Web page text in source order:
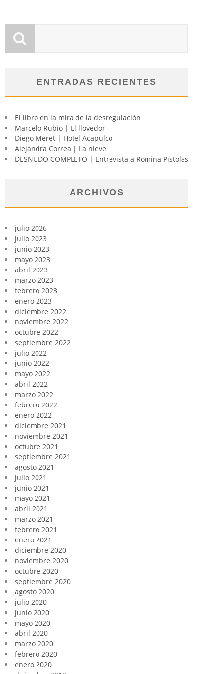
ENTRADAS RECIENTES
El libro en la mira de la desregulación
Marcelo Rubio | El llovedor
Diego Meret | Hotel Acapulco
Alejandra Correa | La nieve
DESNUDO COMPLETO | Entrevista a Romina Pistolas
ARCHIVOS
julio 2026
julio 2023
junio 2023
mayo 2023
abril 2023
marzo 2023
febrero 2023
enero 2023
diciembre 2022
noviembre 2022
octubre 2022
septiembre 2022
julio 2022
junio 2022
mayo 2022
abril 2022
marzo 2022
febrero 2022
enero 2022
diciembre 2021
noviembre 2021
octubre 2021
septiembre 2021
agosto 2021
julio 2021
junio 2021
mayo 2021
abril 2021
marzo 2021
febrero 2021
enero 2021
diciembre 2020
noviembre 2020
octubre 2020
septiembre 2020
agosto 2020
julio 2020
junio 2020
mayo 2020
abril 2020
marzo 2020
febrero 2020
enero 2020